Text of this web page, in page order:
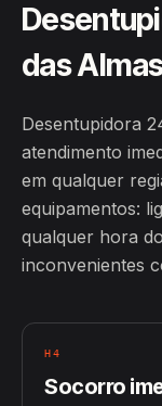
das
Desentupidora
atendimento
em qualquer
equipamentos:
qualquer hora
inconvenientes
H4
Socorro